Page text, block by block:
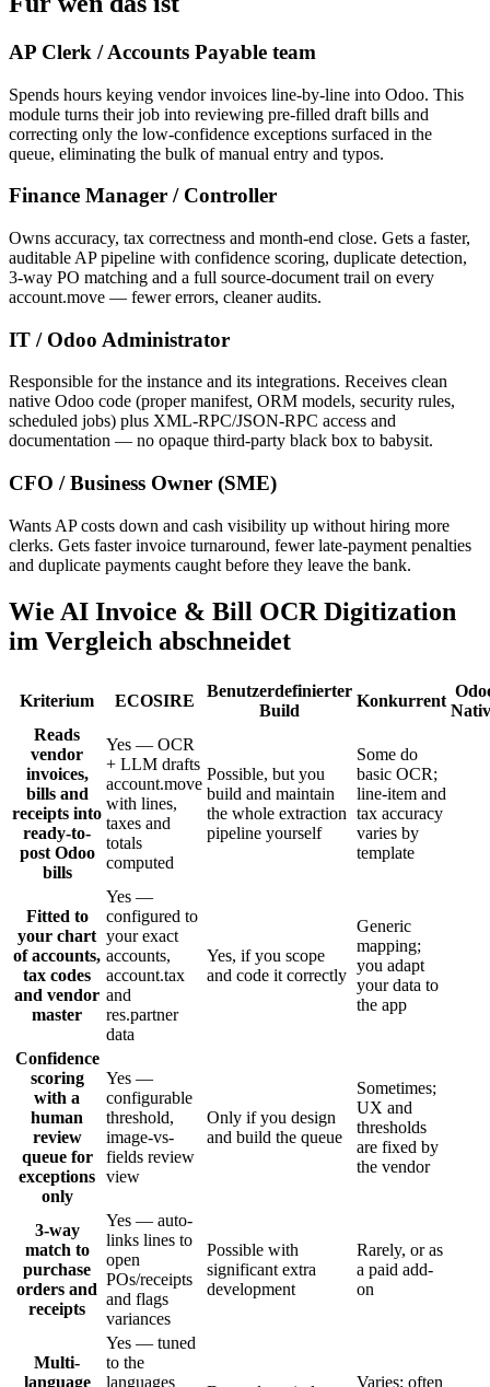
AP Clerk / Accounts Payable team
Spends hours keying vendor invoices line-by-line into Odoo. This
module turns their job into reviewing pre-filled draft bills and
correcting only the low-confidence exceptions surfaced in the
queue, eliminating the bulk of manual entry and typos.
Finance Manager / Controller
Owns accuracy, tax correctness and month-end close. Gets a faster,
auditable AP pipeline with confidence scoring, duplicate detection,
3-way PO matching and a full source-document trail on every
account.move — fewer errors, cleaner audits.
IT / Odoo Administrator
Responsible for the instance and its integrations. Receives clean
native Odoo code (proper manifest, ORM models, security rules,
scheduled jobs) plus XML-RPC/JSON-RPC access and
documentation — no opaque third-party black box to babysit.
CFO / Business Owner (SME)
Wants AP costs down and cash visibility up without hiring more
clerks. Gets faster invoice turnaround, fewer late-payment penalties
and duplicate payments caught before they leave the bank.
Wie AI Invoice & Bill OCR Digitization
im Vergleich abschneidet
Kriterium ECOSIRE
Benutzerdefinierter
Build
Konkurrent
Reads
vendor
invoices,
bills and
receipts into
ready-to-
post Odoo
bills
Yes — OCR
+ LLM drafts
account.move
with lines,
taxes and
totals
computed
Possible, but you
build and maintain
the whole extraction
pipeline yourself
Some do
basic OCR;
line-item and
tax accuracy
varies by
template
Fitted to
your chart
of accounts,
tax codes
and vendor
master
Yes —
configured to
your exact
accounts,
account.tax
and
res.partner
data
Yes, if you scope
and code it correctly
Generic
mapping;
you adapt
your data to
the app
Confidence
scoring
with a
human
review
queue for
exceptions
only
Yes —
configurable
threshold,
image-vs-
fields review
view
Only if you design
and build the queue
Sometimes;
UX and
thresholds
are fixed by
the vendor
3-way
match to
purchase
orders and
receipts
Yes — auto-
links lines to
open
POs/receipts
and flags
variances
Possible with
significant extra
development
Rarely, or as
a paid add-
on
Multi-
language
Yes — tuned
to the
languages
Varies; often